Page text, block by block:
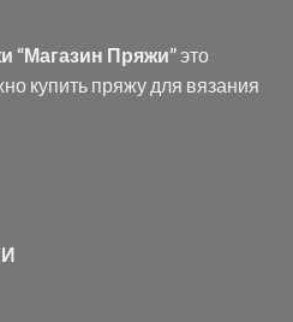
“Магазин Пряжи”это
купить пряжу для вязания